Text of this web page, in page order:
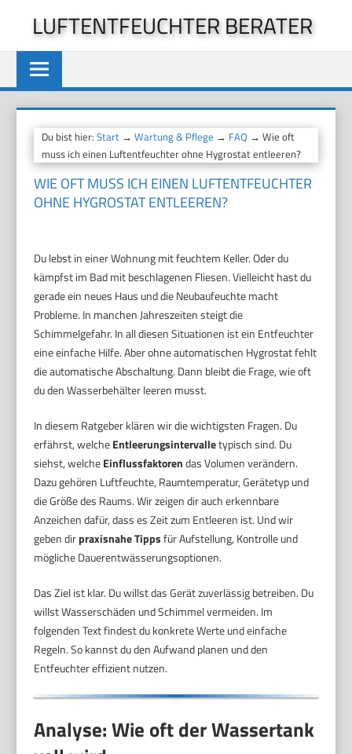
springen
LUFTENTFEUCHTER BERATER
Du bist hier:Start →Wartung & Pflege → FAQ → Wie oft
muss ich einen Luftentfeuchter ohne Hygrostat entleeren?
WIE OFT MUSS ICH EINEN LUFTENTFEUCHTER
OHNE HYGROSTAT ENTLEEREN?
Du lebst in einer Wohnung mit feuchtem Keller. Oder du
kämpfst im Bad mit beschlagenen Fliesen. Vielleicht hast du
gerade ein neues Haus und die Neubaufeuchte macht
Probleme. In manchen Jahreszeiten steigt die
Schimmelgefahr. In all diesen Situationen ist ein Entfeuchter
eine einfache Hilfe. Aber ohne automatischen Hygrostat fehlt
die automatische Abschaltung. Dann bleibt die Frage, wie oft
du den Wasserbehälter leeren musst.
In diesem Ratgeber klären wir die wichtigsten Fragen. Du
erfährst, welcheEntleerungsintervalletypisch sind. Du
siehst, welcheEinflussfaktorendas Volumen verändern.
Dazu gehören Luftfeuchte, Raumtemperatur, Gerätetyp und
die Größe des Raums. Wir zeigen dir auch erkennbare
Anzeichen dafür, dass es Zeit zum Entleeren ist. Und wir
geben dirpraxisnahe Tippsfür Aufstellung, Kontrolle und
mögliche Dauerentwässerungsoptionen.
Das Ziel ist klar. Du willst das Gerät zuverlässig betreiben. Du
willst Wasserschäden und Schimmel vermeiden. Im
folgenden Text findest du konkrete Werte und einfache
Regeln. So kannst du den Aufwand planen und den
Entfeuchter effizient nutzen.
Analyse: Wie oft der Wassertank